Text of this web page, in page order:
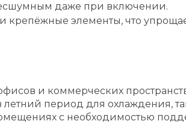
даже при включении.
крепёжные элементы, что
и коммерческих
период для охлаждения,
с необходимостью